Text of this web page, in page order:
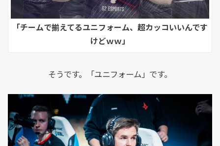
「チームで揃えてるユニフォーム、超カッコいいんです
けどｗｗ」
そうです。「ユニフォーム」です。